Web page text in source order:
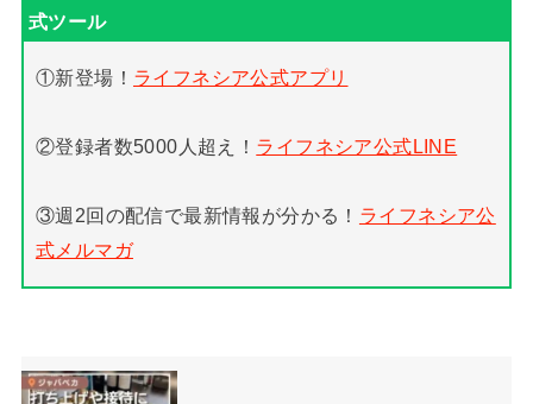
①新登場！ ライフネシア公式アプリ
②登録者数5000人超え！ ライフネシア公式LINE
③週2回の配信で最新情報が分かる！ ライフネシア公
式メルマガ